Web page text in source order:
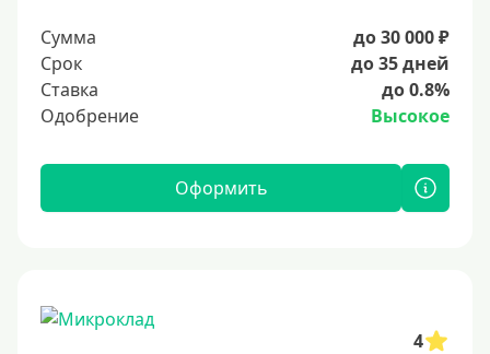
Сумма
до 30 000 ₽
Срок
до 35 дней
Ставка
до 0.8%
Одобрение
Высокое
Оформить
4